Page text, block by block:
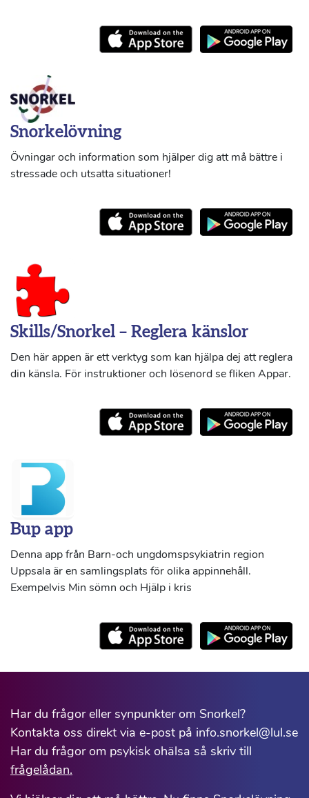
Snorkelövning
Övningar och information som hjälper dig att må bättre i
stressade och utsatta situationer!
Skills/Snorkel – Reglera känslor
Den här appen är ett verktyg som kan hjälpa dej att reglera
din känsla. För instruktioner och lösenord se fliken Appar.
Bup app
Denna app från Barn-och ungdomspsykiatrin region
Uppsala är en samlingsplats för olika appinnehåll.
Exempelvis Min sömn och Hjälp i kris
Har du frågor eller synpunkter om Snorkel?
Kontakta oss direkt via e-post på info.snorkel@lul.se
Har du frågor om psykisk ohälsa så skriv till
frågelådan.